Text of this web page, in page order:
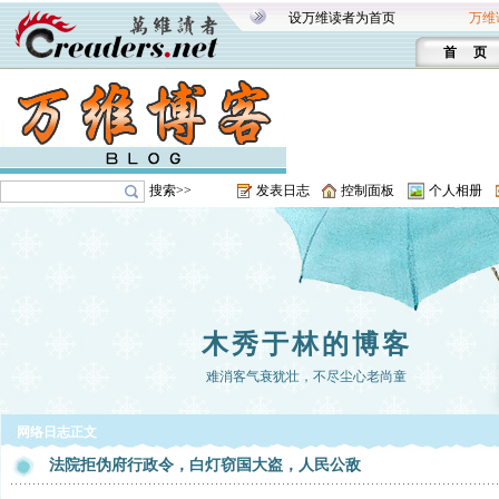
设万维读者为首页 万维
首 页
搜索>> 发表日志 控制面板 个人相册
木秀于林的博客
难消客气衰犹壮，不尽尘心老尚童
网络日志正文
法院拒伪府行政令，白灯窃国大盗，人民公敌